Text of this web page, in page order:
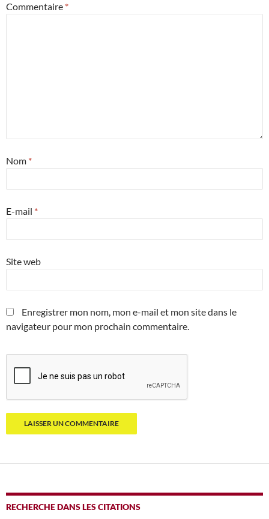
Commentaire *
Nom *
E-mail *
Site web
Enregistrer mon nom, mon e-mail et mon site dans le
navigateur pour mon prochain commentaire.
RECHERCHE DANS LES CITATIONS